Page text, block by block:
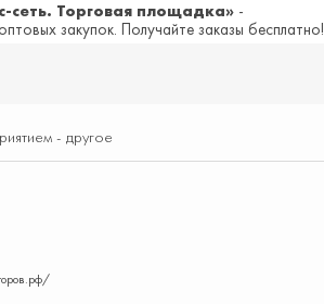
сеть. Торговая площадка» -
закупок. Получайте заказы бесплатно!
- другое